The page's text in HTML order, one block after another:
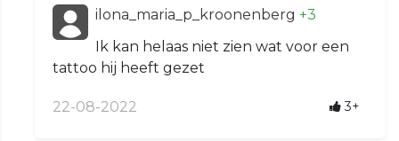
ilona_maria_p_kroonenberg +3
Ik kan helaas niet zien wat voor een
tattoo hij heeft gezet
22-08-2022 3+